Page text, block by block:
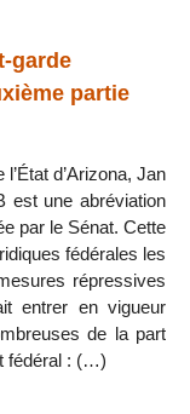
garde
partie
d’Arizona, Jan
est une abréviation
par le Sénat. Cette
fédérales les
répressives
entrer en vigueur
de la part
fédéral : (…)